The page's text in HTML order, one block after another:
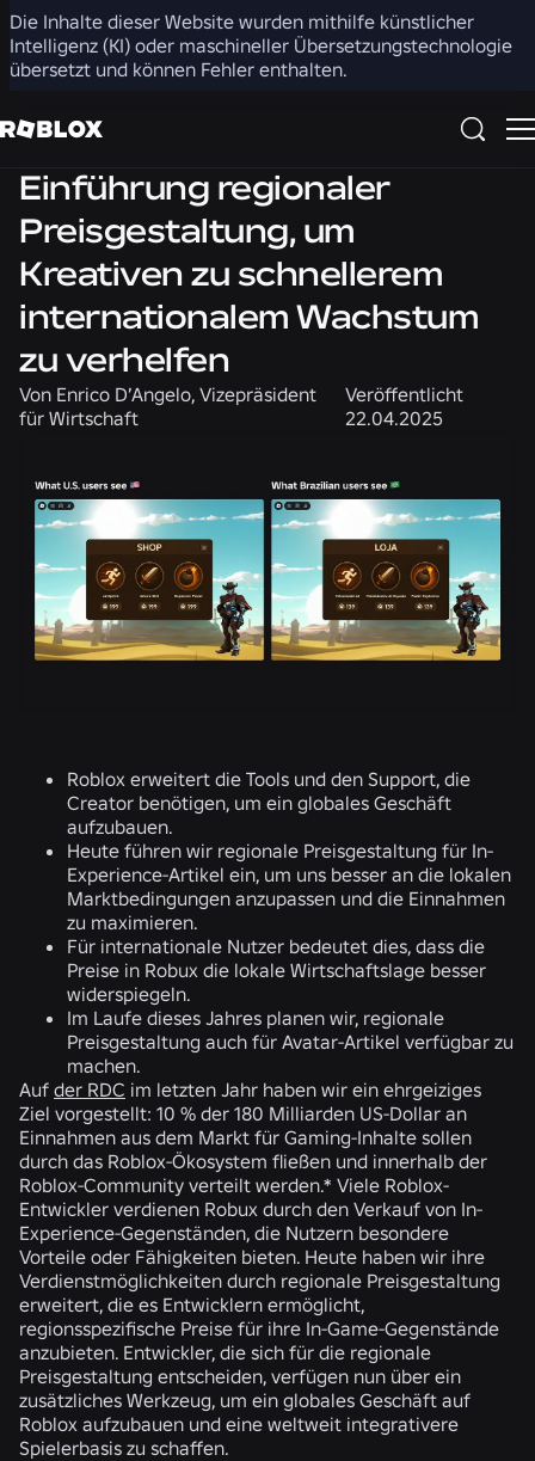
Die Inhalte dieser Website wurden mithilfe künstlicher
Intelligenz (KI) oder maschineller Übersetzungstechnologie
übersetzt und können Fehler enthalten.
Teilen
Einführung regionaler
Preisgestaltung, um
Kreativen zu schnellerem
internationalem Wachstum
zu verhelfen
Von Enrico D’Angelo, Vizepräsident
für Wirtschaft
Veröffentlicht
22.04.2025
Roblox erweitert die Tools und den Support, die
Creator benötigen, um ein globales Geschäft
aufzubauen.
Heute führen wir regionale Preisgestaltung für In-
Experience-Artikel ein, um uns besser an die lokalen
Marktbedingungen anzupassen und die Einnahmen
zu maximieren.
Für internationale Nutzer bedeutet dies, dass die
Preise in Robux die lokale Wirtschaftslage besser
widerspiegeln.
Im Laufe dieses Jahres planen wir, regionale
Preisgestaltung auch für Avatar-Artikel verfügbar zu
machen.
Auf der RDC im letzten Jahr haben wir ein ehrgeiziges
Ziel vorgestellt: 10 % der 180 Milliarden US-Dollar an
Einnahmen aus dem Markt für Gaming-Inhalte sollen
durch das Roblox-Ökosystem fließen und innerhalb der
Roblox-Community verteilt werden.* Viele Roblox-
Entwickler verdienen Robux durch den Verkauf von In-
Experience-Gegenständen, die Nutzern besondere
Vorteile oder Fähigkeiten bieten. Heute haben wir ihre
Verdienstmöglichkeiten durch regionale Preisgestaltung
erweitert, die es Entwicklern ermöglicht,
regionsspezifische Preise für ihre In-Game-Gegenstände
anzubieten. Entwickler, die sich für die regionale
Preisgestaltung entscheiden, verfügen nun über ein
zusätzliches Werkzeug, um ein globales Geschäft auf
Roblox aufzubauen und eine weltweit integrativere
Spielerbasis zu schaffen.